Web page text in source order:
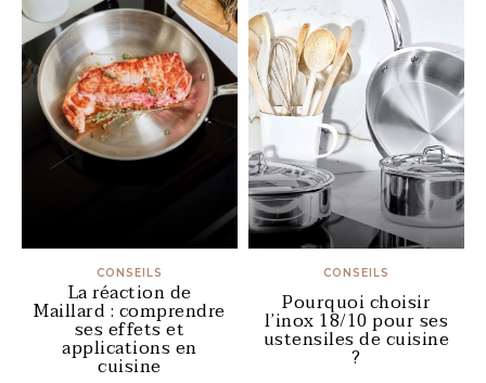
CONSEILS
La réaction de
Maillard : comprendre
ses effets et
applications en
cuisine
CONSEILS
Pourquoi choisir
l’inox 18/10 pour ses
ustensiles de cuisine
?